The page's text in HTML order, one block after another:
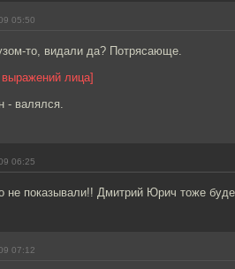
05:50
то, видали да? Потрясающе.
выражений лица]
- валялся.
06:25
не показывали!! Дмитрий Юрич тоже
07:12